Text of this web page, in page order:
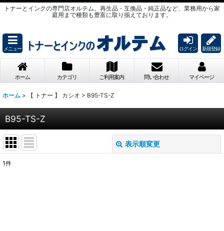
トナーとインクの専門店オルテム。再生品・互換品・純正品など、業務用から家
庭用まで種類も豊富に取り揃えております。
メニュー ログイン 新規登録
ホーム カテゴリ ご利用案内 問い合わせ マイページ
ホーム > 【 トナー 】 カシオ > B95-TS-Z
B95-TS-Z
表示順変更
1件